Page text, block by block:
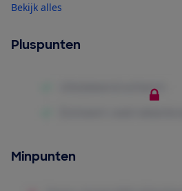
Bekijk alles
Pluspunten
Minpunten